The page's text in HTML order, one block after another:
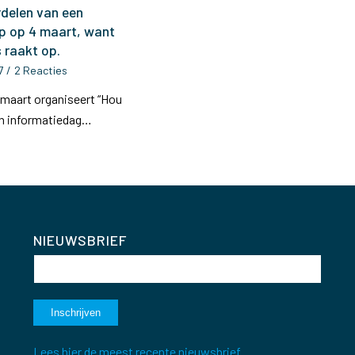
van een
op 4 maart, want
raakt op.
/ 2 Reacties
organiseert “Hou
informatiedag…
NIEUWSBRIEF
Lees hier de meest recente nieuwsbrief